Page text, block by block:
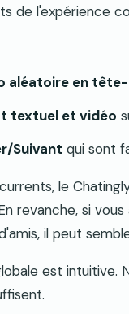
de l'expérience
aléatoire en
textuel et vidéo
Suivant qui sont
le
revanche, si
il peut
est